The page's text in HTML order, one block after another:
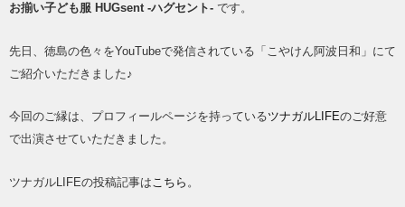
お揃い子ども服 HUGsent -ハグセント- です。
先日、徳島の色々をYouTubeで発信されている「こやけん阿波日和」にて
ご紹介いただきました♪
今回のご縁は、プロフィールページを持っているツナガルLIFEのご好意
で出演させていただきました。
ツナガルLIFEの投稿記事は こちら 。